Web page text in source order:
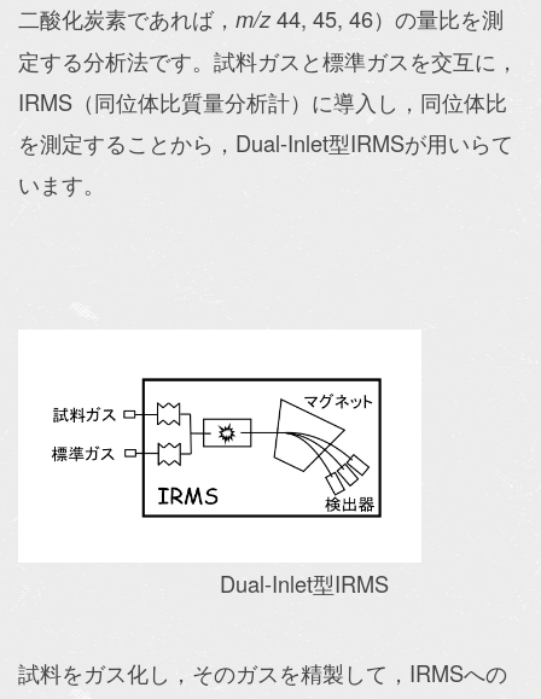
二酸化炭素であれば， m/z 44, 45, 46）の量比を測
定する分析法です。試料ガスと標準ガスを交互に，
IRMS（同位体比質量分析計）に導入し，同位体比
を測定することから，Dual-Inlet型IRMSが用いらて
います。
Dual-Inlet型IRMS
試料をガス化し，そのガスを精製して，IRMSへの